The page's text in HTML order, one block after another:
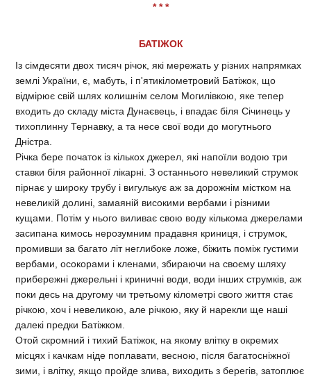
* * *
БАТІЖОК
Із сімдесяти двох тисяч річок, які мережать у різних напрямках
землі України, є, мабуть, і п'ятикілометровий Батіжок, що
відмірює свій шлях колишнім селом Могилівкою, яке тепер
входить до складу міста Дунаєвець, і впадає біля Січинець у
тихоплинну Тернавку, а та несе свої води до могутнього
Дністра.
Річка бере початок із кількох джерел, які напоїли водою три
ставки біля районної лікарні. З останнього невеликий струмок
пірнає у широку трубу і вигулькує аж за дорожнім містком на
невеликій долині, замаяній високими вербами і різними
кущами. Потім у нього виливає свою воду кількома джерелами
засипана кимось нерозумним прадавня криниця, і струмок,
промивши за багато літ неглибоке ложе, біжить поміж густими
вербами, осокорами і кленами, збираючи на своєму шляху
прибережні джерельні і криничні води, води інших струмків, аж
поки десь на другому чи третьому кілометрі свого життя стає
річкою, хоч і невеликою, але річкою, яку й нарекли ще наші
далекі предки Батіжком.
Отой скромний і тихий Батіжок, на якому влітку в окремих
місцях і качкам ніде поплавати, весною, після багатосніжної
зими, і влітку, якщо пройде злива, виходить з берегів, затоплює